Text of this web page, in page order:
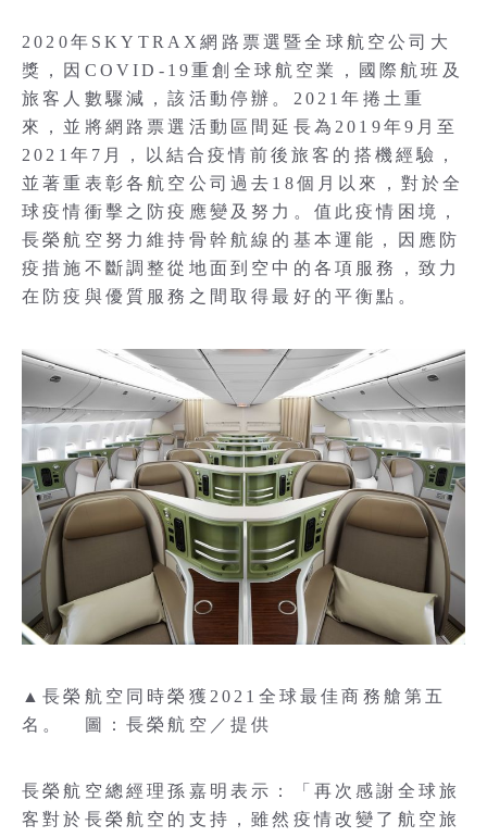
2020年SKYTRAX網路票選暨全球航空公司大
獎，因COVID-19重創全球航空業，國際航班及
旅客人數驟減，該活動停辦。2021年捲土重
來，並將網路票選活動區間延長為2019年9月至
2021年7月，以結合疫情前後旅客的搭機經驗，
並著重表彰各航空公司過去18個月以來，對於全
球疫情衝擊之防疫應變及努力。值此疫情困境，
長榮航空努力維持骨幹航線的基本運能，因應防
疫措施不斷調整從地面到空中的各項服務，致力
在防疫與優質服務之間取得最好的平衡點。
▲長榮航空同時榮獲2021全球最佳商務艙第五
名。 圖：長榮航空／提供
長榮航空總經理孫嘉明表示：「再次感謝全球旅
客對於長榮航空的支持，雖然疫情改變了航空旅